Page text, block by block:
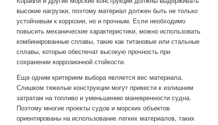
высокие нагрузки, поэтому материал должен быть не только
устойчивым к коррозии, но и прочным. Если необходимо
повысить механические характеристики, можно использовать
комбинированные сплавы, такие как титановые или стальные
сплавы, которые обеспечат высокую прочность при
сохранении коррозионной стойкости.
Еще одним критерием выбора является вес материала.
Слишком тяжелые конструкции могут привести к излишним
затратам на топливо и уменьшению маневренности судна.
Поэтому многие проекты судов и морских объектов
ориентированы на использование легких материалов, таких